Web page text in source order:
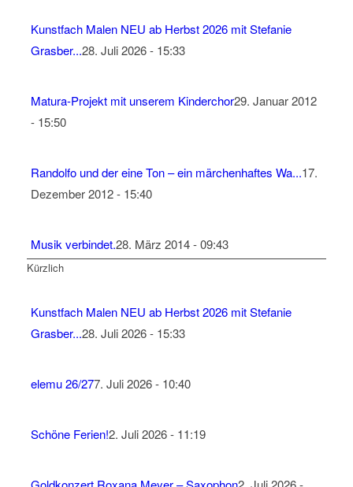
Kunstfach Malen NEU ab Herbst 2026 mit Stefanie
Grasber...28. Juli 2026 - 15:33
Matura-Projekt mit unserem Kinderchor29. Januar 2012
- 15:50
Randolfo und der eine Ton – ein märchenhaftes Wa...17.
Dezember 2012 - 15:40
Musik verbindet.28. März 2014 - 09:43
Kürzlich
Kunstfach Malen NEU ab Herbst 2026 mit Stefanie
Grasber...28. Juli 2026 - 15:33
elemu 26/277. Juli 2026 - 10:40
Schöne Ferien!2. Juli 2026 - 11:19